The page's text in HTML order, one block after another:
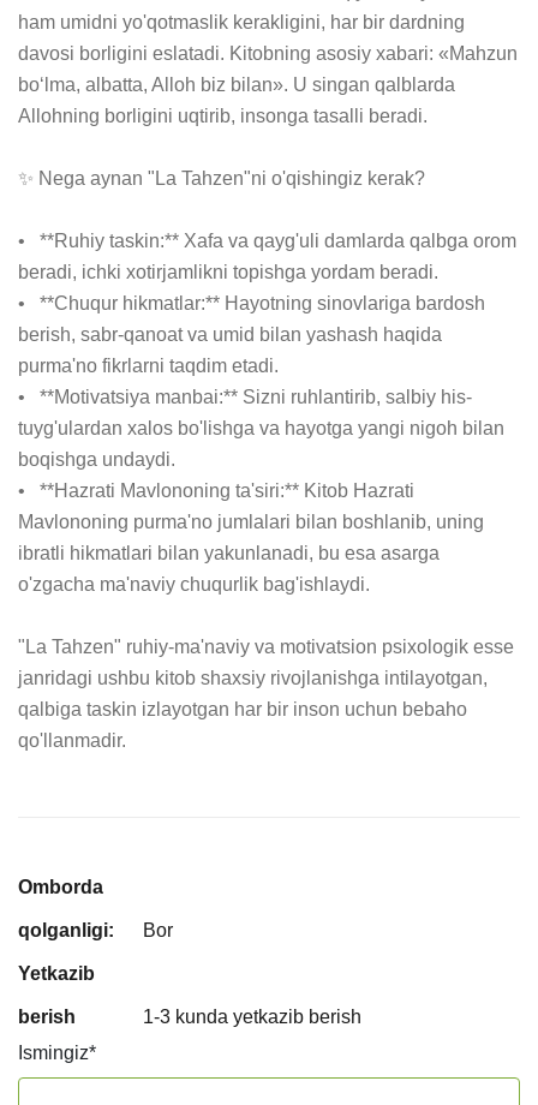
ham umidni yo'qotmaslik kerakligini, har bir dardning
davosi borligini eslatadi. Kitobning asosiy xabari: «Mahzun
boʻlma, albatta, Alloh biz bilan». U singan qalblarda
Allohning borligini uqtirib, insonga tasalli beradi.
✨ Nega aynan "La Tahzen"ni o'qishingiz kerak?
•   **Ruhiy taskin:** Xafa va qayg'uli damlarda qalbga orom
beradi, ichki xotirjamlikni topishga yordam beradi.
•   **Chuqur hikmatlar:** Hayotning sinovlariga bardosh
berish, sabr-qanoat va umid bilan yashash haqida
purma'no fikrlarni taqdim etadi.
•   **Motivatsiya manbai:** Sizni ruhlantirib, salbiy his-
tuyg'ulardan xalos bo'lishga va hayotga yangi nigoh bilan
boqishga undaydi.
•   **Hazrati Mavlononing ta'siri:** Kitob Hazrati
Mavlononing purma'no jumlalari bilan boshlanib, uning
ibratli hikmatlari bilan yakunlanadi, bu esa asarga
o'zgacha ma'naviy chuqurlik bag'ishlaydi.
"La Tahzen" ruhiy-ma'naviy va motivatsion psixologik esse
janridagi ushbu kitob shaxsiy rivojlanishga intilayotgan,
qalbiga taskin izlayotgan har bir inson uchun bebaho
qo'llanmadir.
Omborda
qolganligi: Bor
Yetkazib
berish
1-3 kunda yetkazib berish
Ismingiz*